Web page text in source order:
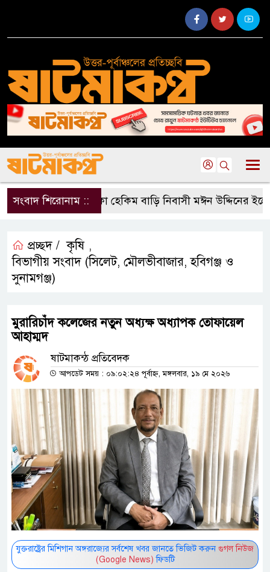
সংবাদ শিরোনাম ::গাজিটেকা হেকিম বাড়ি নিবাসী মঈন উদ্দিনের
প্রচ্ছদ / কৃষি ,
বিভাগীয় সংবাদ (সিলেট, মৌলভীবাজার, হবিগঞ্জ ও
সুনামগঞ্জ)
মুরারিচাঁদ কলেজের নতুন অধ্যক্ষ অধ্যাপক তোফায়েল
আহাম্মদ
ষাটমাকন্ঠ প্রতিবেদক
আপডেট সময় : ০৯:০২:২৪ পূর্বাহ্ন, মঙ্গলবার, ১৯ মে ২০২৬
যুক্তরাষ্ট্রের মিশিগান অঙ্গরাজ্যের সর্বশেষ খবর জানতে ভিজিট করুন গুগল নিউজ
(Google News) ফিডটি